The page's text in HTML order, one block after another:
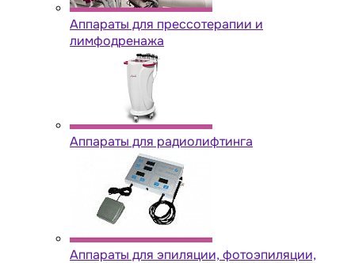
Аппараты для прессотерапии и
лимфодренажа
Аппараты для радиолифтинга
Аппараты для эпиляции, фотоэпиляции,